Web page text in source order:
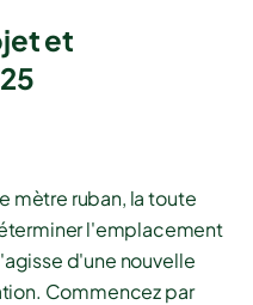
et
mètre ruban, la toute
l'emplacement
d'une nouvelle
Commencez par